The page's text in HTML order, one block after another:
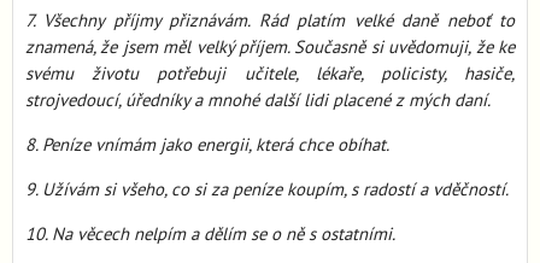
7. Všechny příjmy přiznávám. Rád platím velké daně neboť to
znamená, že jsem měl velký příjem. Současně si uvědomuji, že ke
svému životu potřebuji učitele, lékaře, policisty, hasiče,
strojvedoucí, úředníky a mnohé další lidi placené z mých daní.
8. Peníze vnímám jako energii, která chce obíhat.
9. Užívám si všeho, co si za peníze koupím, s radostí a vděčností.
10. Na věcech nelpím a dělím se o ně s ostatními.